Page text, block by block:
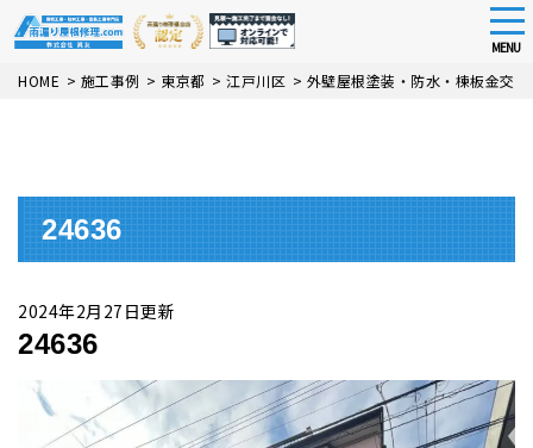
Skip
MENU
HOME > 施工事例 > 東京都 > 江戸川区 > 外壁屋根塗装・防水・棟板金交
24636
2024年2月27日更新
24636